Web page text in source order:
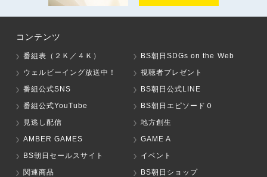
コンテンツ
番組表（２Ｋ／４Ｋ）
BS朝日SDGs on the Web
ウェルビーイング放送中！
視聴者プレゼント
番組公式SNS
BS朝日公式LINE
番組公式YouTube
BS朝日エピソード０
見逃し配信
地方創生
AMBER GAMES
GAME A
BS朝日セールスサイト
イベント
関連商品
BS朝日ショップ